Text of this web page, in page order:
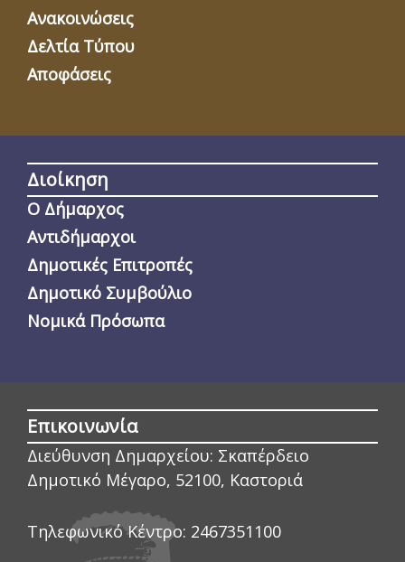
Ανακοινώσεις
Δελτία Τύπου
Αποφάσεις
Διοίκηση
Ο Δήμαρχος
Αντιδήμαρχοι
Δημοτικές Επιτροπές
Δημοτικό Συμβούλιο
Νομικά Πρόσωπα
Επικοινωνία
Διεύθυνση Δημαρχείου: Σκαπέρδειο
Δημοτικό Μέγαρο, 52100, Καστοριά
Τηλεφωνικό Κέντρο: 2467351100